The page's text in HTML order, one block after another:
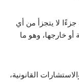
لا يتجزأ من أي
أو خارجها، وهو ما
القانونية،